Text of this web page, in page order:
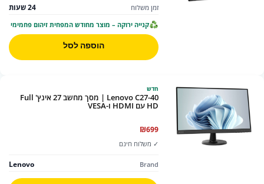
זמן משלוח 24 שעות
קנייה ירוקה – מוצר מחודש המפחית זיהום פחמימי
הוספה לסל
חדש
Lenovo C27-40 | מסך מחשב 27 אינץ' Full
HD עם HDMI ו-VESA
₪699
✓ משלוח חינם
Brand
Lenovo